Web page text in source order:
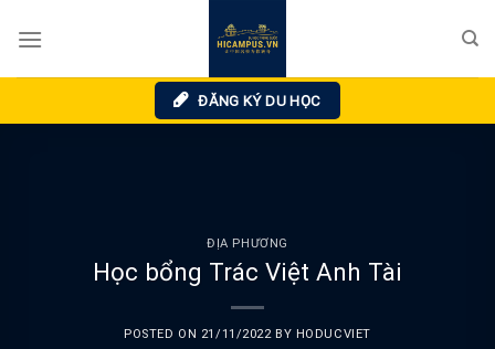
ĐĂNG KÝ DU HỌC
ĐỊA PHƯƠNG
Học bổng Trác Việt Anh Tài
POSTED ON 21/11/2022 BY HODUCVIET